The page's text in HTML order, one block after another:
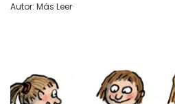
Autor: Más Leer